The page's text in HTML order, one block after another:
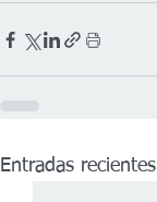
Entradas recientes